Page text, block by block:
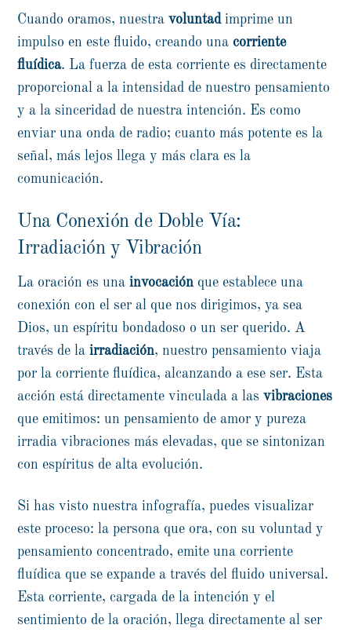
Cuando oramos, nuestravoluntadimprime un
impulso en este fluido, creando unacorriente
fluídica. La fuerza de esta corriente es directamente
proporcional a la intensidad de nuestro pensamiento
y a la sinceridad de nuestra intención. Es como
enviar una onda de radio; cuanto más potente es la
señal, más lejos llega y más clara es la
comunicación.
Una Conexión de Doble Vía:
Irradiación y Vibración
La oración es unainvocación que establece una
conexión con el ser al que nos dirigimos, ya sea
Dios, un espíritu bondadoso o un ser querido. A
través de lairradiación, nuestro pensamiento viaja
por la corriente fluídica, alcanzando a ese ser. Esta
acción está directamente vinculada a lasvibraciones
que emitimos: un pensamiento de amor y pureza
irradia vibraciones más elevadas, que se sintonizan
con espíritus de alta evolución.
Si has visto nuestra infografía, puedes visualizar
este proceso: la persona que ora, con su voluntad y
pensamiento concentrado, emite una corriente
fluídica que se expande a través del fluido universal.
Esta corriente, cargada de la intención y el
sentimiento de la oración, llega directamente al ser